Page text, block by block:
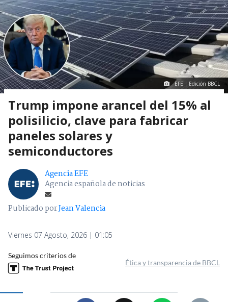
EFE | Edición BBCL
Trump impone arancel del 15% al
polisilicio, clave para fabricar
paneles solares y
semiconductores
Agencia EFE
Agencia española de noticias
Publicado porJean Valencia
Viernes 07 Agosto, 2026 | 01:05
Seguimos criterios de
Ética y transparencia de BBCL